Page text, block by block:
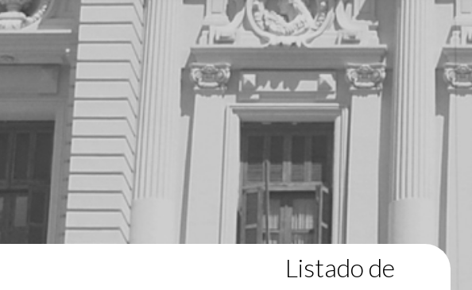
Física
Geociencias
Informática
Matemática
Estudiantes
Egresados
Listado de